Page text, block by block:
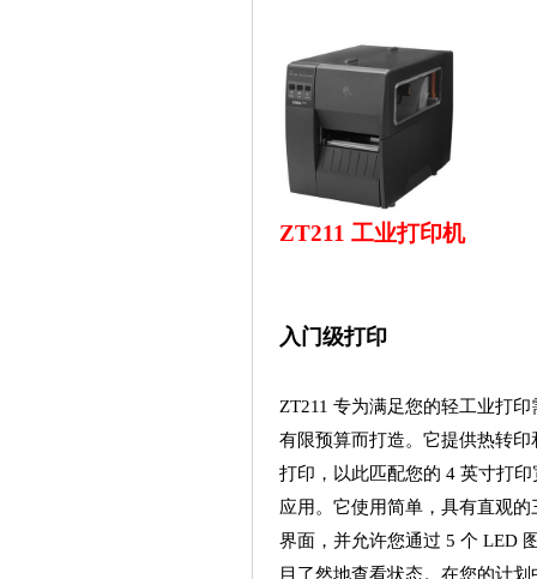
ZT211 工业打印机
入门级打印
ZT211 专为满足您的轻工业打印
有限预算而打造。它提供热转印
打印，以此匹配您的 4 英寸打印
应用。它使用简单，具有直观的
界面，并允许您通过 5 个 LED
目了然地查看状态。在您的计划